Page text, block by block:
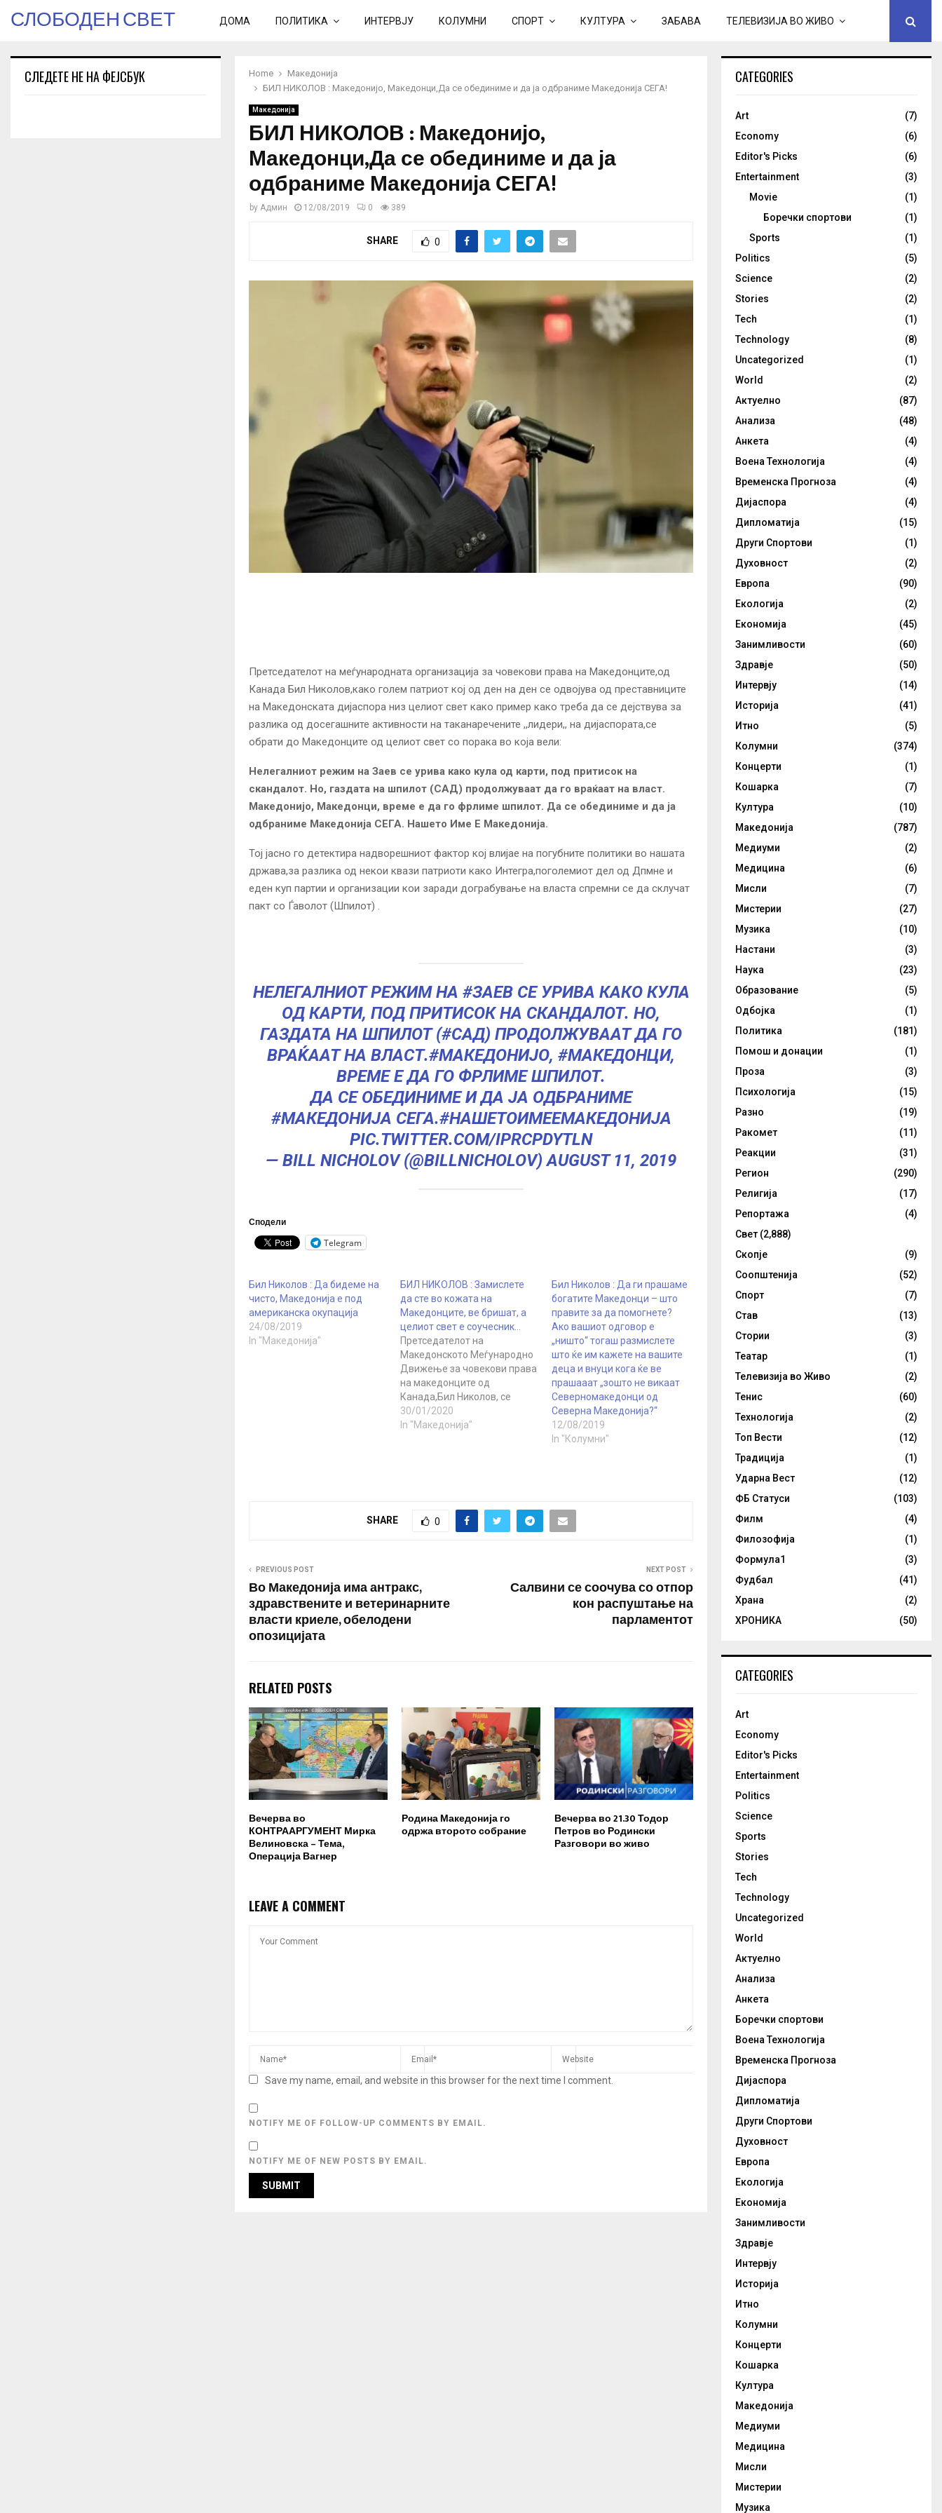
СЛОБОДЕН СВЕТ ДОМА ПОЛИТИКА ИНТЕРВЈУ КОЛУМНИ СПОРТ КУЛТУРА ЗАБАВА ТЕЛЕВИЗИЈА ВО ЖИВО
Home
Македонија
БИЛ НИКОЛОВ : Македонијо, Македонци,Да се обединиме и да ја одбраниме Македонија СЕГА!
Македонија
БИЛ НИКОЛОВ : Македонијо,
Македонци,Да се обединиме и да ја
одбраниме Македонија СЕГА!
by Админ 12/08/2019 0 389
SHARE 0
Претседателот на меѓународната организација за човекови права на Македонците,од
Канада Бил Николов,како голем патриот кој од ден на ден се одвојува од преставниците
на Македонската дијаспора низ целиот свет како пример како треба да се дејствува за
разлика од досегашните активности на таканаречените ,,лидери,, на дијаспората,се
обрати до Македонците од целиот свет со порака во која вели:
Нелегалниот режим на Заев се урива како кула од карти, под притисок на
скандалот. Но, газдата на шпилот (САД) продолжуваат да го враќаат на власт.
Македонијо, Македонци, време е да го фрлиме шпилот. Да се обединиме и да ја
одбраниме Македонија СЕГА. Нашето Име Е Македонија.
Тој јасно го детектира надворешниот фактор кој влијае на погубните политики во нашата
држава,за разлика од некои квази патриоти како Интегра,поголемиот дел од Дпмне и
еден куп партии и организации кои заради дограбување на власта спремни се да склучат
пакт со Ѓаволот (Шпилот) .
НЕЛЕГАЛНИОТ РЕЖИМ НА #ЗАЕВСЕ УРИВА КАКО КУЛА
ОД КАРТИ, ПОД ПРИТИСОК НА СКАНДАЛОТ. НО,
ГАЗДАТА НА ШПИЛОТ (#САД) ПРОДОЛЖУВААТ ДА ГО
ВРАЌААТ НА ВЛАСТ.#МАКЕДОНИЈО, #МАКЕДОНЦИ,
ВРЕМЕ Е ДА ГО ФРЛИМЕ ШПИЛОТ.
ДА СЕ ОБЕДИНИМЕ И ДА ЈА ОДБРАНИМЕ
#МАКЕДОНИЈА СЕГА.#НАШЕТОИМЕЕМАКЕДОНИЈА
PIC.TWITTER.COM/IPRCPDYTLN
— BILL NICHOLOV (@BILLNICHOLOV)AUGUST 11, 2019
Сподели
Telegram
Бил Николов : Да бидеме на
чисто, Македонија е под
американска окупација
24/08/2019
In "Македонија"
БИЛ НИКОЛОВ : Замислете
да сте во кожата на
Македонците, ве бришат, а
целиот свет е соучесник…
Претседателот на
Македонското Меѓународно
Движење за човекови права
на македонците од
Канада,Бил Николов, се
обрати до организацијата за
човекови права ,,Human
прави врз нив. Замислете
како би било…
30/01/2020
In "Македонија"
Бил Николов : Да ги прашаме
богатите Македонци – што
правите за да помогнете?
Ако вашиот одговор е
„ништо“ тогаш размислете
што ќе им кажете на вашите
деца и внуци кога ќе ве
прашааат „зошто не викаат
Северномакедонци од
Северна Македонија?“
12/08/2019
In "Колумни"
SHARE 0
PREVIOUS POST
Во Македонија има антракс,
здравствените и ветеринарните
власти криеле, обелодени
опозицијата
NEXT POST
Салвини се соочува со отпор
кон распуштање на
парламентот
RELATED POSTS
Вечерва во
КОНТРААРГУМЕНТ Мирка
Велиновска – Тема,
Операција Вагнер
Родина Македонија го
одржа второто собрание
Вечерва во 21.30 Тодор
Петров во Родински
Разговори во живо
LEAVE A COMMENT
Save my name, email, and website in this browser for the next time I comment.
NOTIFY ME OF FOLLOW-UP COMMENTS BY EMAIL.
NOTIFY ME OF NEW POSTS BY EMAIL.
СЛЕДЕТЕ НЕ НА ФЕЈСБУК CATEGORIES
Art
(7)
Economy
(6)
Editor's Picks
(6)
Entertainment
(3)
Movie
(1)
Боречки спортови
(1)
Sports
(1)
Politics
(5)
Science
(2)
Stories
(2)
Tech
(1)
Technology
(8)
Uncategorized
(1)
World
(2)
Актуелно
(87)
Анализа
(48)
Анкета
(4)
Воена Технологија
(4)
Временска Прогноза
(4)
Дијаспора
(4)
Дипломатија
(15)
Други Спортови
(1)
Духовност
(2)
Европа
(90)
Екологија
(2)
Економија
(45)
Занимливости
(60)
Здравје
(50)
Интервју
(14)
Историја
(41)
Итно
(5)
Колумни
(374)
Концерти
(1)
Кошарка
(7)
Култура
(10)
Македонија
(787)
Медиуми
(2)
Медицина
(6)
Мисли
(7)
Мистерии
(27)
Музика
(10)
Настани
(3)
Наука
(23)
Образование
(5)
Одбојка
(1)
Политика
(181)
Помош и донации
(1)
Проза
(3)
Психологија
(15)
Разно
(19)
Ракомет
(11)
Реакции
(31)
Регион
(290)
Религија
(17)
Репортажа
(4)
Свет (2,888)
Скопје
(9)
Соопштенија
(52)
Спорт
(7)
Став
(13)
Стории
(3)
Театар
(1)
Телевизија во Живо
(2)
Тенис
(60)
Технологија
(2)
Топ Вести
(12)
Традиција
(1)
Ударна Вест
(12)
ФБ Статуси
(103)
Филм
(4)
Филозофија
(1)
Формула1
(3)
Фудбал
(41)
Храна
(2)
ХРОНИКА
(50)
CATEGORIES
Art
Economy
Editor's Picks
Entertainment
Politics
Science
Sports
Stories
Tech
Technology
Uncategorized
World
Актуелно
Анализа
Анкета
Боречки спортови
Воена Технологија
Временска Прогноза
Дијаспора
Дипломатија
Други Спортови
Духовност
Европа
Екологија
Економија
Занимливости
Здравје
Интервју
Историја
Итно
Колумни
Концерти
Кошарка
Култура
Македонија
Медиуми
Медицина
Мисли
Мистерии
Музика